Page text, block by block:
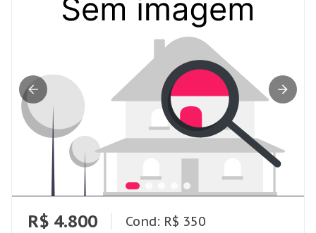
R$ 4.800 Cond: R$ 350